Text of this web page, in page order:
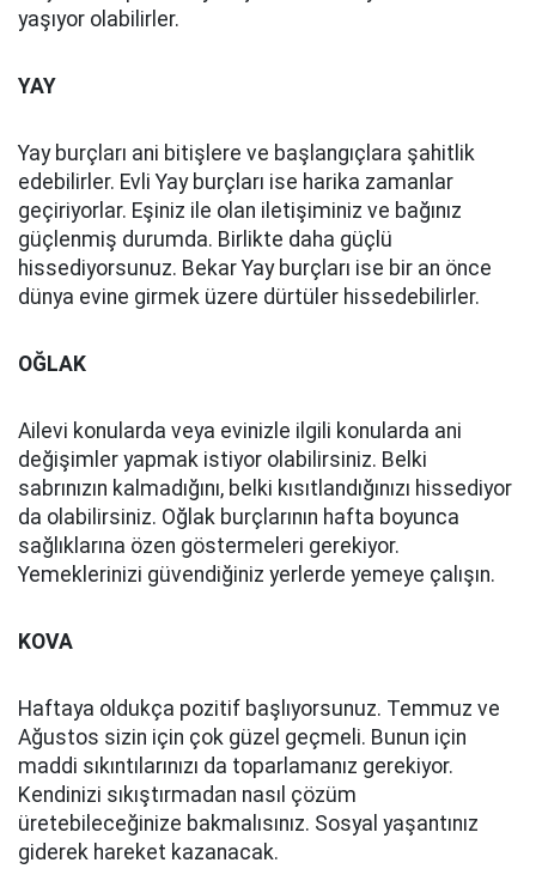
yaşıyor olabilirler.
YAY
Yay burçları ani bitişlere ve başlangıçlara şahitlik
edebilirler. Evli Yay burçları ise harika zamanlar
geçiriyorlar. Eşiniz ile olan iletişiminiz ve bağınız
güçlenmiş durumda. Birlikte daha güçlü
hissediyorsunuz. Bekar Yay burçları ise bir an önce
dünya evine girmek üzere dürtüler hissedebilirler.
OĞLAK
Ailevi konularda veya evinizle ilgili konularda ani
değişimler yapmak istiyor olabilirsiniz. Belki
sabrınızın kalmadığını, belki kısıtlandığınızı hissediyor
da olabilirsiniz. Oğlak burçlarının hafta boyunca
sağlıklarına özen göstermeleri gerekiyor.
Yemeklerinizi güvendiğiniz yerlerde yemeye çalışın.
KOVA
Haftaya oldukça pozitif başlıyorsunuz. Temmuz ve
Ağustos sizin için çok güzel geçmeli. Bunun için
maddi sıkıntılarınızı da toparlamanız gerekiyor.
Kendinizi sıkıştırmadan nasıl çözüm
üretebileceğinize bakmalısınız. Sosyal yaşantınız
giderek hareket kazanacak.